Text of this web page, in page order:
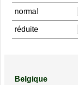
normal
réduite
Belgique